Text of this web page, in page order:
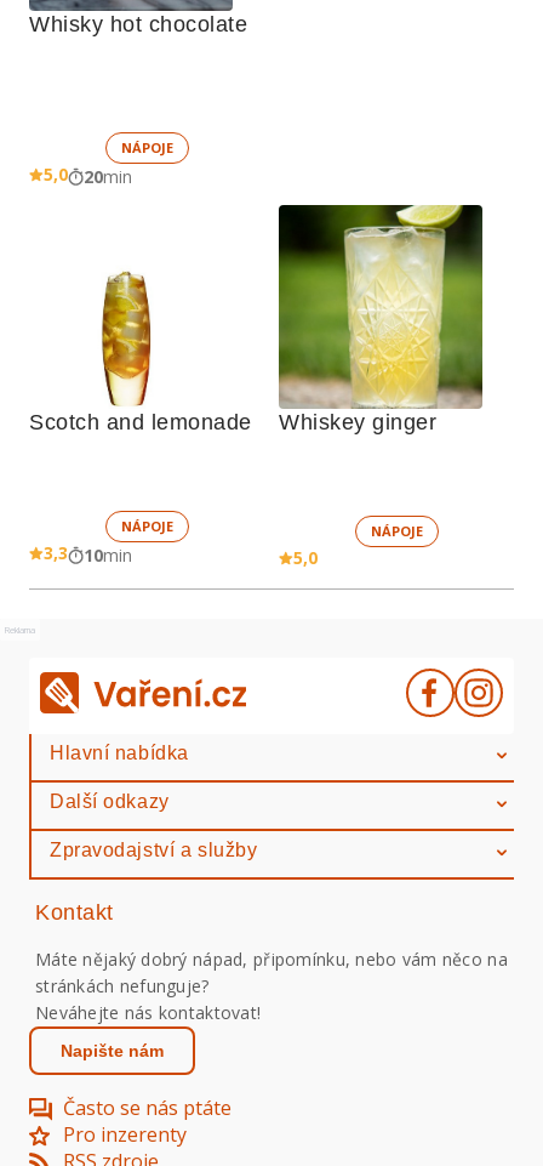
Whisky hot chocolate
NÁPOJE
5,0 20min
Scotch and lemonade
NÁPOJE
3,3 10min
Whiskey ginger
NÁPOJE
5,0
Reklama
Hlavní nabídka
Další odkazy
Zpravodajství a služby
Kontakt
Máte nějaký dobrý nápad, připomínku, nebo vám něco na
stránkách nefunguje?
Neváhejte nás kontaktovat!
Napište nám
Často se nás ptáte
Pro inzerenty